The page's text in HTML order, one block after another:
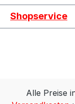
Shopservice
Alle Preise